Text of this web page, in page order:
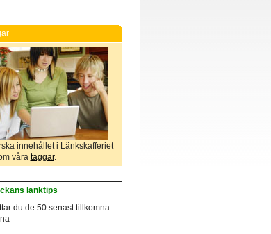
innehållet i Länkskafferiet
våra taggar.
länktips
du de 50 senast tillkomna